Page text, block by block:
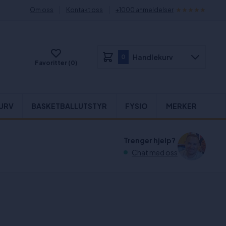
Om oss Kontakt oss +1000 anmeldelser
Favoritter (0)
Handlekurv
BASKETBALLUTSTYR FYSIO MERKER
Trenger hjelp?
Chat med oss